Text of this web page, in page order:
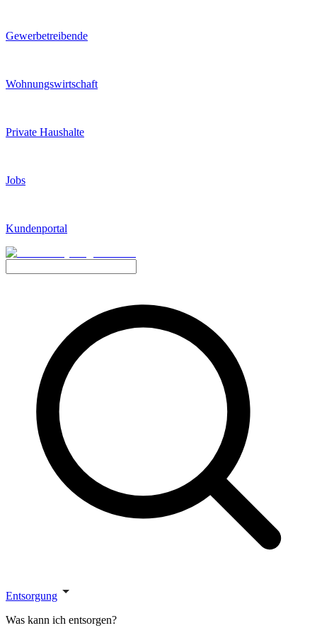
Gewerbetreibende
Wohnungswirtschaft
Private Haushalte
Jobs
Kundenportal
Entsorgung
Was kann ich entsorgen?